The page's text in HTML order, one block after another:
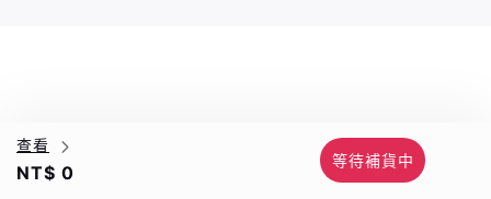
查看
NT$ 0
等待補貨中